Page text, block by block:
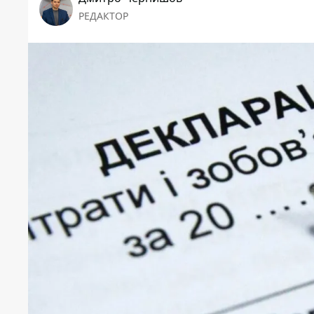
РЕДАКТОР